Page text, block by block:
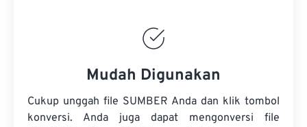
Mudah Digunakan
Cukup unggah file SUMBER Anda dan klik tombol
konversi. Anda juga dapat mengonversi file